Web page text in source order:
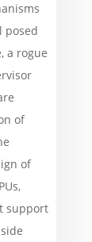
posed
a rogue
of
of
support